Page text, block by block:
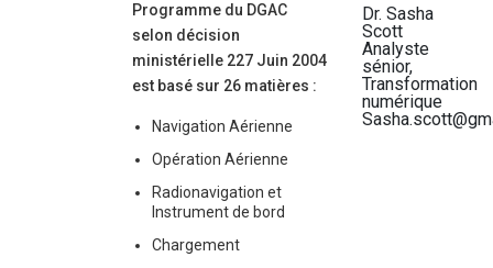
Programme du DGAC
selon décision
ministérielle 227 Juin 2004
est basé sur 26 matières :
Navigation Aérienne
Opération Aérienne
Radionavigation et
Instrument de bord
Chargement
Dr. Sasha
Scott
Analyste
sénior,
Transformation
numérique